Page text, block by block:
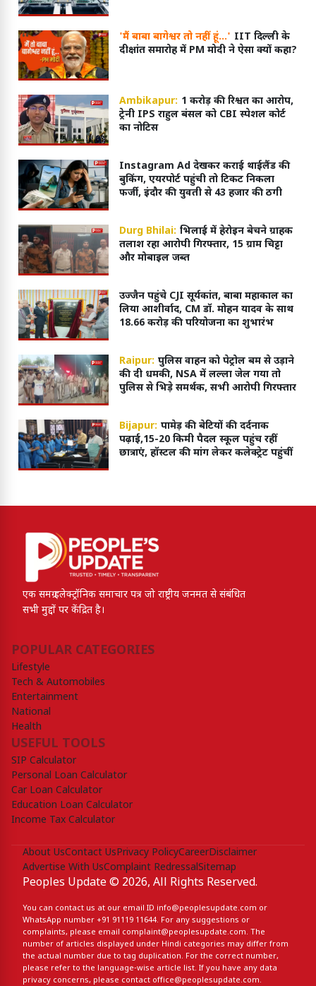
'मैं बाबा बागेश्वर तो नहीं हूं...' IIT दिल्ली के
दीक्षांत समारोह में PM मोदी ने ऐसा क्यों कहा?
Ambikapur: 1 करोड़ की रिश्वत का आरोप,
ट्रेनी IPS राहुल बंसल को CBI स्पेशल कोर्ट
का नोटिस
Instagram Ad देखकर कराई थाईलैंड की
बुकिंग, एयरपोर्ट पहुंची तो टिकट निकला
फर्जी, इंदौर की युवती से 43 हजार की ठगी
Durg Bhilai: भिलाई में हेरोइन बेचने ग्राहक
तलाश रहा आरोपी गिरफ्तार, 15 ग्राम चिट्टा
और मोबाइल जब्त
उज्जैन पहुंचे CJI सूर्यकांत, बाबा महाकाल का
लिया आशीर्वाद, CM डॉ. मोहन यादव के साथ
18.66 करोड़ की परियोजना का शुभारंभ
Raipur: पुलिस वाहन को पेट्रोल बम से उड़ाने
की दी धमकी, NSA में लल्ला जेल गया तो
पुलिस से भिड़े समर्थक, सभी आरोपी गिरफ्तार
Bijapur: पामेड़ की बेटियों की दर्दनाक
पढ़ाई,15-20 किमी पैदल स्कूल पहुंच रहीं
छात्राएं, हॉस्टल की मांग लेकर कलेक्ट्रेट पहुंचीं
एक समग्र इलेक्ट्रॉनिक समाचार पत्र जो राष्ट्रीय जनमत से संबंधित
सभी मुद्दों पर केंद्रित है।
POPULAR CATEGORIES
Lifestyle
Tech & Automobiles
Entertainment
National
Health
USEFUL TOOLS
SIP Calculator
Personal Loan Calculator
Car Loan Calculator
Education Loan Calculator
Income Tax Calculator
About UsContact UsPrivacy PolicyCareerDisclaimer
Advertise With UsComplaint RedressalSitemap
Peoples Update © 2026, All Rights Reserved.
You can contact us at our email ID info@peoplesupdate.com or
WhatsApp number +91 91119 11644. For any suggestions or
complaints, please email complaint@peoplesupdate.com. The
number of articles displayed under Hindi categories may differ from
the actual number due to tag duplication. For the correct number,
please refer to the language-wise article list. If you have any data
privacy concerns, please contact office@peoplesupdate.com.